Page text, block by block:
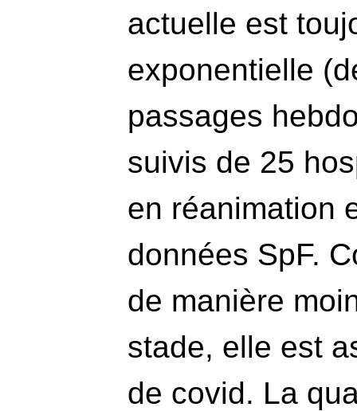
actuelle est
exponentielle
passages
suivis de 25
en réanimation
données SpF.
de manière
stade, elle est
de covid. La